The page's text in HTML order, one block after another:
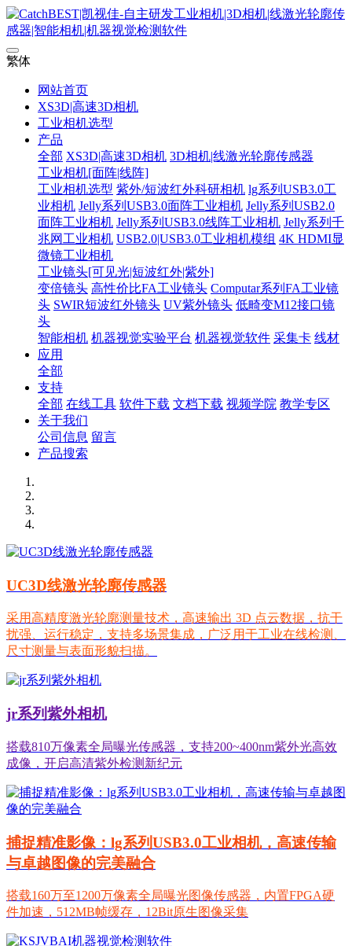
繁体
网站首页
XS3D|高速3D相机
工业相机选型
产品
全部 XS3D|高速3D相机 3D相机|线激光轮廓传感器
工业相机[面阵|线阵]
工业相机选型 紫外/短波红外科研相机 lg系列USB3.0工
业相机 Jelly系列USB3.0面阵工业相机 Jelly系列USB2.0
面阵工业相机 Jelly系列USB3.0线阵工业相机 Jelly系列千
兆网工业相机 USB2.0|USB3.0工业相机模组 4K HDMI显
微镜工业相机
工业镜头[可见光|短波红外|紫外]
变倍镜头 高性价比FA工业镜头 Computar系列FA工业镜
头 SWIR短波红外镜头 UV紫外镜头 低畸变M12接口镜
头
智能相机 机器视觉实验平台 机器视觉软件 采集卡 线材
应用
全部
支持
全部 在线工具 软件下载 文档下载 视频学院 教学专区
关于我们
公司信息 留言
产品搜索
UC3D线激光轮廓传感器
采用高精度激光轮廓测量技术，高速输出 3D 点云数据，抗干
扰强、运行稳定，支持多场景集成，广泛用于工业在线检测、
尺寸测量与表面形貌扫描。
jr系列紫外相机
搭载810万像素全局曝光传感器，支持200~400nm紫外光高效
成像，开启高清紫外检测新纪元
捕捉精准影像：lg系列USB3.0工业相机，高速传输
与卓越图像的完美融合
搭载160万至1200万像素全局曝光图像传感器，内置FPGA硬
件加速，512MB帧缓存，12Bit原生图像采集